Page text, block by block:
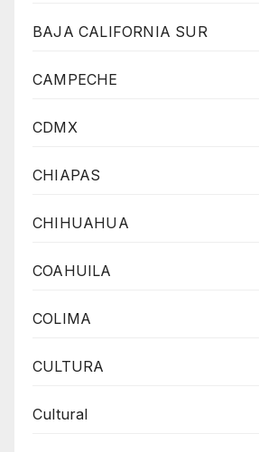
BAJA CALIFORNIA SUR
CAMPECHE
CDMX
CHIAPAS
CHIHUAHUA
COAHUILA
COLIMA
CULTURA
Cultural